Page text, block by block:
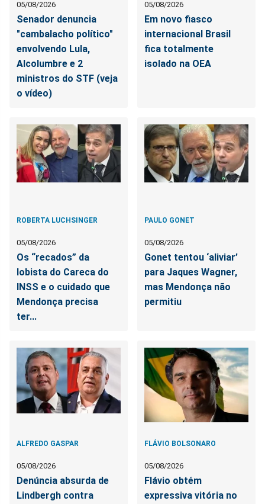
05/08/2026
Senador denuncia
"cambalacho político"
envolvendo Lula,
Alcolumbre e 2
ministros do STF (veja
o vídeo)
05/08/2026
Em novo fiasco
internacional Brasil
fica totalmente
isolado na OEA
ROBERTA LUCHSINGER
05/08/2026
Os “recados” da
lobista do Careca do
INSS e o cuidado que
Mendonça precisa
ter...
PAULO GONET
05/08/2026
Gonet tentou ‘aliviar’
para Jaques Wagner,
mas Mendonça não
permitiu
ALFREDO GASPAR
05/08/2026
Denúncia absurda de
Lindbergh contra
FLÁVIO BOLSONARO
05/08/2026
Flávio obtém
expressiva vitória no